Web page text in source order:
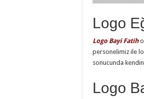
Logo
Logo Bayi Fatih
personelimiz ile
sonucunda
Logo